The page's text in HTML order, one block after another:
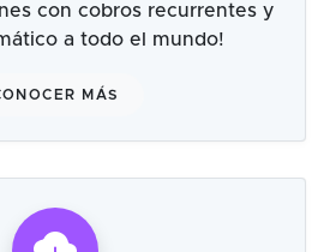
con cobros recurrentes y
a todo el mundo!
MÁS